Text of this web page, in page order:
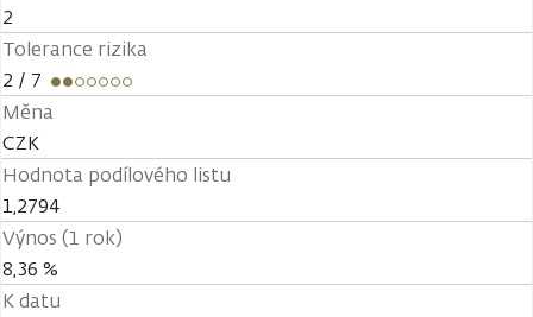
2
Tolerance rizika
2 / 7
Měna
CZK
Hodnota podílového listu
1,2794
Výnos (1 rok)
8,36 %
K datu